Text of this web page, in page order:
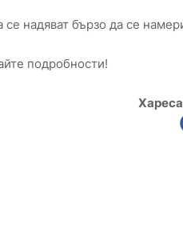
се надяват бързо да се
подробности!